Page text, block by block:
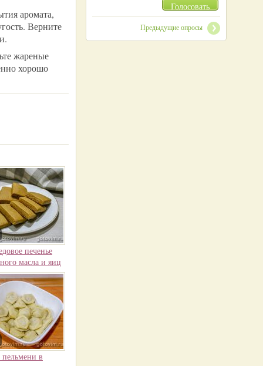
аромата,
Верните
жареные
хорошо
печенье
масла и яиц
в
Голосовать
Предыдущие опросы